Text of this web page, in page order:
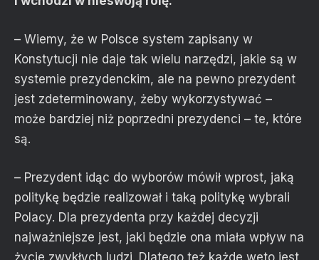
– Wiemy, że w Polsce system zapisany w
Konstytucji nie daje tak wielu narzędzi, jakie są w
systemie prezydenckim, ale na pewno prezydent
jest zdeterminowany, żeby wykorzystywać –
może bardziej niż poprzedni prezydenci – te, które
są.
– Prezydent idąc do wyborów mówił wprost, jaką
politykę będzie realizował i taką politykę wybrali
Polacy. Dla prezydenta przy każdej decyzji
najważniejsze jest, jaki będzie ona miała wpływ na